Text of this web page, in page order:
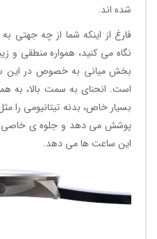
شده اند.
نگاه می کنید، همواره منطقی و
بخش میانی به خصوص در این
است. انحنای به سمت بالا، به
بسیار خاص، بدنه تیتانیومی را
این ساعت ها می دهد.